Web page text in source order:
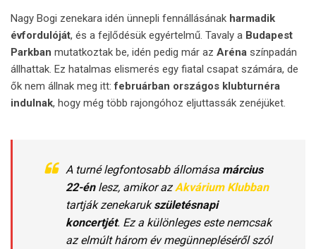
Nagy Bogi zenekara idén ünnepli fennállásának harmadik
évfordulóját, és a fejlődésük egyértelmű. Tavaly a Budapest
Parkban mutatkoztak be, idén pedig már az Aréna színpadán
állhattak. Ez hatalmas elismerés egy fiatal csapat számára, de
ők nem állnak meg itt:februárban országos klubturnéra
indulnak, hogy még több rajongóhoz eljuttassák zenéjüket.
A turné legfontosabb állomása március
22-énlesz, amikor azAkvárium Klubban
tartják zenekarukszületésnapi
koncertjét. Ez a különleges este nemcsak
az elmúlt három év megünnepléséről szól